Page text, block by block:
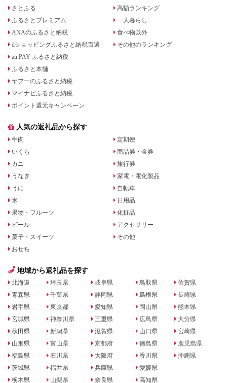
さとふる
ふるさとプレミアム
ANAのふるさと納税
dショッピングふるさと納税百選
au PAY ふるさと納税
ふるさと本舗
ヤフーのふるさと納税
マイナビふるさと納税
ポイント還元キャンペーン
高額ランキング
一人暮らし
食べ物以外
その他のランキング
人気の返礼品から探す
牛肉
いくら
カニ
うなぎ
うに
米
果物・フルーツ
ビール
菓子・スイーツ
おせち
定期便
商品券・金券
旅行券
家電・電化製品
自転車
日用品
化粧品
アクセサリー
その他
地域から返礼品を探す
北海道
青森県
岩手県
宮城県
秋田県
山形県
福島県
茨城県
栃木県
埼玉県
千葉県
東京都
神奈川県
新潟県
富山県
石川県
福井県
山梨県
岐阜県
静岡県
愛知県
三重県
滋賀県
京都府
大阪府
兵庫県
奈良県
鳥取県
島根県
岡山県
広島県
山口県
徳島県
香川県
愛媛県
高知県
佐賀県
長崎県
熊本県
大分県
宮崎県
鹿児島県
沖縄県